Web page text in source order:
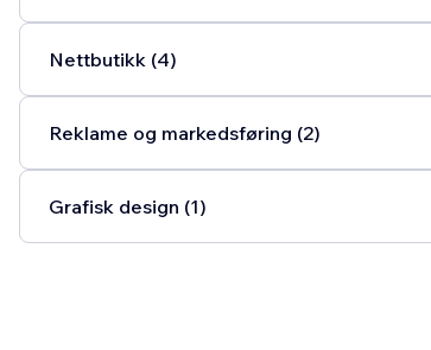
Nettbutikk (4)
Reklame og markedsføring (2)
Grafisk design (1)